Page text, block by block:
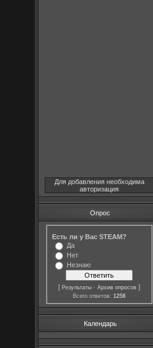
Для добавления необходима
авторизация
Опрос
Есть ли у Вас STEAM?
Да
Нет
Незнаю
[Результаты ·Архив опросов ]
Всего ответов:1258
Календарь